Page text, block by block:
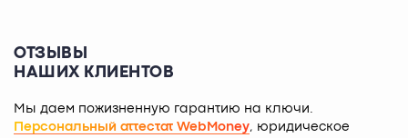
ОТЗЫВЫ
НАШИХ КЛИЕНТОВ
Мы даем пожизненную гарантию на ключи.
Персональный аттестат WebMoney, юридическое